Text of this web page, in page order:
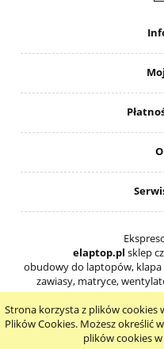
Strona korzysta z plików cookies
Plików Cookies. Możesz określić
plików cookies
elaptop.pl sklep
obudowy do laptopów,
zawiasy, matryce,
pokaż
Sklep